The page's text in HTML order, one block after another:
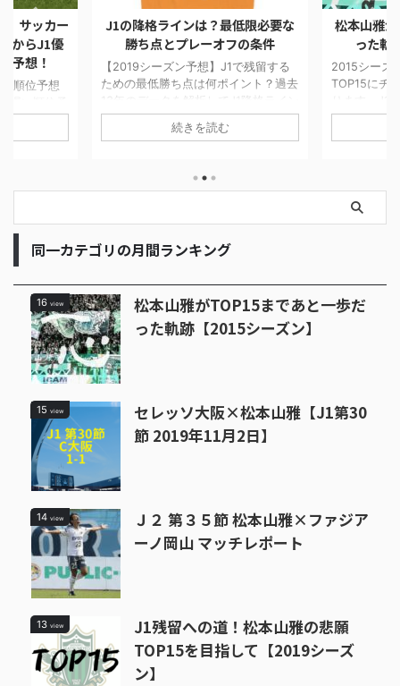
格ラインは？最低限必要な
ち点とプレーオフの条件
シーズン予想】J1で残留する
最低勝ち点は何ポイント？過去
データを解析してJ1降格ライン
してみました。年々チーム間の
松本山雅がTOP15まであと一歩だ
った軌跡【2015シーズン】
2015シーズンに松本山雅がJ1の
TOP15にチャレンジした軌跡を振り返
ります。J1に残ることを目指し戦った
4試合を当時の他チームの状況や気持
ちを書いています。最終順位は16位で
同一カテゴリの月間ランキング
16 view
松本山雅がTOP15まであと一歩だ
った軌跡【2015シーズン】
15 view
セレッソ大阪×松本山雅【J1第30
節 2019年11月2日】
14 view
Ｊ２ 第３５節 松本山雅×ファジア
ーノ岡山 マッチレポート
13 view
J1残留への道！松本山雅の悲願
TOP15を目指して【2019シーズ
ン】